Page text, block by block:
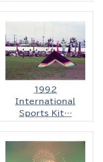
1992
International
Sports Kit…